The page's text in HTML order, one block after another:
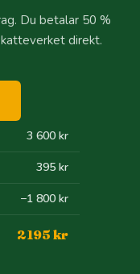
Du betalar 50 %
direkt.
3 600 kr
395 kr
−1 800 kr
2 195 kr